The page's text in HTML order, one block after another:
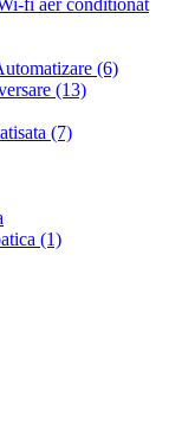
fi aer conditionat
(6)
(13)
(7)
(1)